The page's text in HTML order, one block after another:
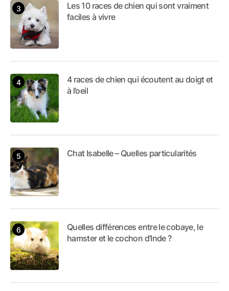
lecteurs.
Les 10 races de chien qui sont vraiment
faciles à vivre
4 races de chien qui écoutent au doigt et
à l’oeil
Chat Isabelle – Quelles particularités
Quelles différences entre le cobaye, le
hamster et le cochon d’Inde ?